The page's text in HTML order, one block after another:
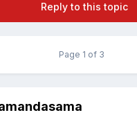
Reply to this topic
Page 1 of 3